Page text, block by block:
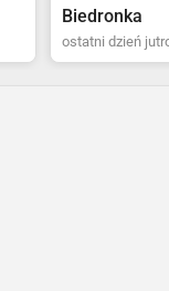
POLOmarket
jeszcze 4 dni